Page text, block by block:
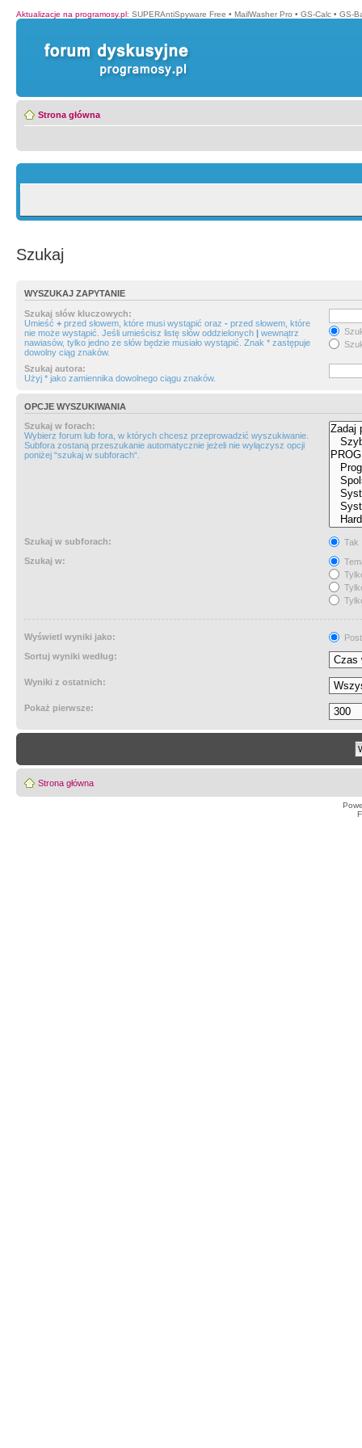
Aktualizacje na programosy.pl: SUPERAntiSpyware Free • MailWasher Pro • GS-Calc • GS-
Strona główna
Szukaj
WYSZUKAJ ZAPYTANIE
Szukaj słów kluczowych:
Umieść + przed słowem, które musi wystąpić oraz - przed słowem, które
nie może wystąpić. Jeśli umieścisz listę słów oddzielonych | wewnątrz
nawiasów, tylko jedno ze słów będzie musiało wystąpić. Znak * zastępuje
dowolny ciąg znaków.
Szukaj autora:
Użyj * jako zamiennika dowolnego ciągu znaków.
OPCJE WYSZUKIWANIA
Szukaj w forach:
Wybierz forum lub fora, w których chcesz przeprowadzić wyszukiwanie.
Subfora zostaną przeszukanie automatycznie jeżeli nie wyłączysz opcji
poniżej “szukaj w subforach“.
Szukaj w subforach:
Tak
Szukaj w:
Wyświetl wyniki jako:
Sortuj wyniki według:
Wyniki z ostatnich:
Pokaż pierwsze:
Strona główna